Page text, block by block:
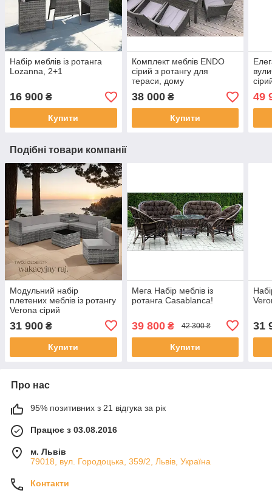
Набір меблів із ротанга
Lozanna, 2+1
16 900 ₴
Купити
Комплект меблів ENDO
сірий з ротангу для
тераси, дому
38 000₴
Купити
49
Подібні товари компанії
Модульний набір
плетених меблів із ротангу
Verona сірий
31 900 ₴
Купити
Мега Набір меблів із
ротанга Casablanca!
39 800₴ 42 300 ₴
Купити
31
Про нас
95% позитивних з 21 відгука за рік
Працює з 03.08.2016
м. Львів
79018, вул. Городоцька, 359/2, Львів, Україна
Контакти